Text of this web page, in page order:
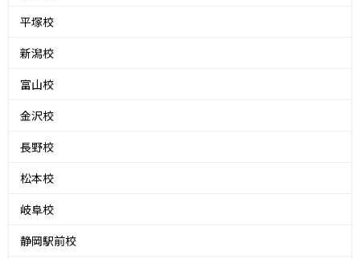
平塚校
新潟校
富山校
金沢校
長野校
松本校
岐阜校
静岡駅前校